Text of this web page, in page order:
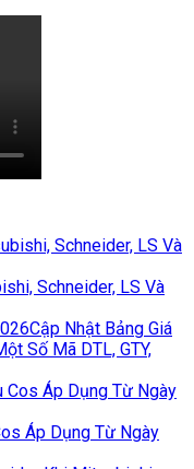
Schneider, LS Và
Cập Nhật Bảng Giá
Số Mã DTL, GTY,
Áp Dụng Từ Ngày